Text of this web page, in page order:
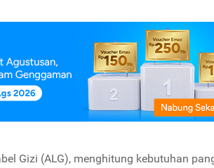
Gizi (ALG), menghitung kebutuhan